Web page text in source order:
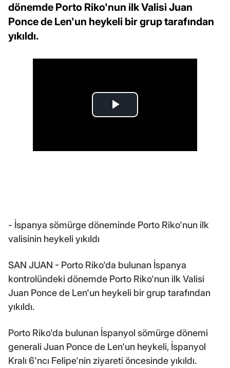
dönemde Porto Riko'nun ilk Valisi Juan
Ponce de Len'un heykeli bir grup tarafından
yıkıldı.
- İspanya sömürge döneminde Porto Riko'nun ilk
valisinin heykeli yıkıldı
SAN JUAN - Porto Riko'da bulunan İspanya
kontrolündeki dönemde Porto Riko'nun ilk Valisi
Juan Ponce de Len'un heykeli bir grup tarafından
yıkıldı.
Porto Riko'da bulunan İspanyol sömürge dönemi
generali Juan Ponce de Len'un heykeli, İspanyol
Kralı 6'ncı Felipe'nin ziyareti öncesinde yıkıldı.